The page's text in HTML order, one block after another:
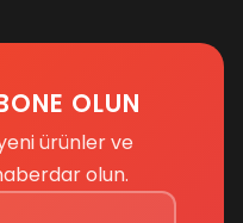
OLUN
ürünler ve
olun.